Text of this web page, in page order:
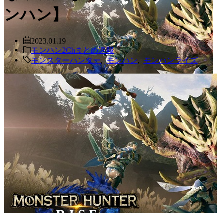
ンハン】
2023.01.19
モンハン2Chまとめ速報
モンスターハンター ,モンハン モンハンライズ